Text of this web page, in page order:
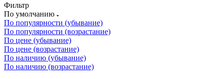
Фильтр
По умолчанию
По популярности (убывание)
По популярности (возрастание)
По цене (убывание)
По цене (возрастание)
По наличию (убывание)
По наличию (возрастание)